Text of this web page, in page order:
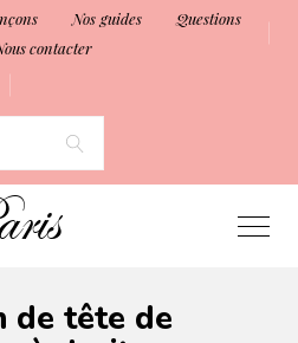
Nos guides
Questions
contacter
de tête de